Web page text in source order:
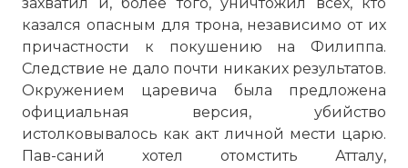
казался опасным для трона, независимо от их
причастности к покушению на Филиппа.
Следствие не дало почти никаких результатов.
Окружением царевича была предложена
официальная версия, убийство
истолковывалось как акт личной мести царю.
Пав-саний хотел отомстить Атталу,